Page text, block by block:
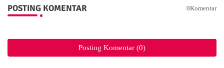
POSTING KOMENTAR 0Komentar
Posting Komentar (0)